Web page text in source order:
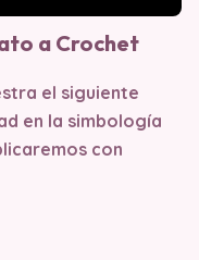
a Crochet
el siguiente
en la simbología
con